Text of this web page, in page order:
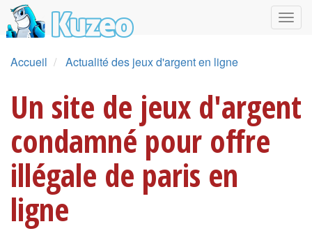
Accueil Actualité des jeux d'argent en ligne
Un site de jeux d'argent
condamné pour offre
illégale de paris en
ligne